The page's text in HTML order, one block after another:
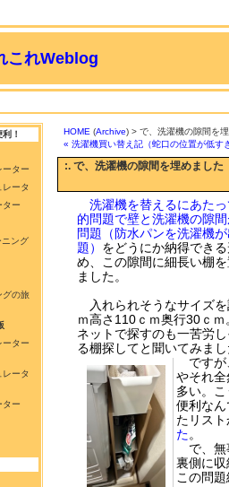
これWeblog
！
ーター
レータ
ター
ニング
グの旅
ーター
レータ
ター
HOME (Archive) > で、洗濯機の隙間を
« 洗濯機買い替え記（蛇口の位置が低す
:. で、洗濯機の隙間を埋めました
洗濯機を替えるにあた
的問題で壁と洗濯機の隙
問題（防水パンを洗濯機
題） をどうにか納得でき
め、この隙間に細長い棚
ました。
入れられそうなサイズ
ｍ高さ110ｃｍ奥行30ｃｍ
ネットで探すのも一苦労
る棚探してと聞いてみま
ですが
やそれ
多い。
便利な
たリス
た。
で、無
裏側に
この問